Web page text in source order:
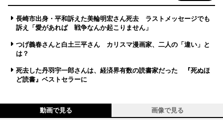
長崎市出身・平和訴えた美輪明宏さん死去 ラストメッセージでも
訴え「愛があれば 戦争なんか起こりません」
つげ義春さんと白土三平さん カリスマ漫画家、二人の「違い」と
は？
死去した丹羽宇一郎さんは、経済界有数の読書家だった 『死ぬほ
ど読書』ベストセラーに
動画で見る 画像で見る